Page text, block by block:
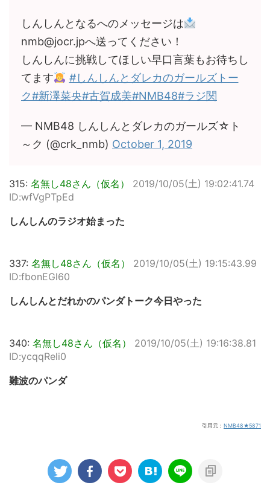
しんしんとなるへのメッセージは
nmb@jocr.jpへ送ってください！
しんしんに挑戦してほしい早口言葉もお待ちし
てます
#しんしんとダレカのガールズトー
ク#新澤菜央#古賀成美#NMB48#ラジ関
— NMB48 しんしんとダレカのガールズ☆ト
～ク (@crk_nmb) October 1, 2019
315: 名無し48さん（仮名）
2019/10/05(土) 19:02:41.74
ID:wfVgPTpEd
しんしんのラジオ始まった
337: 名無し48さん（仮名）
2019/10/05(土) 19:15:43.99
ID:fbonEGl60
しんしんとだれかのパンダトーク今日やった
340: 名無し48さん（仮名）
2019/10/05(土) 19:16:38.81
ID:ycqqReli0
難波のパンダ
引用元： NMB48★5871